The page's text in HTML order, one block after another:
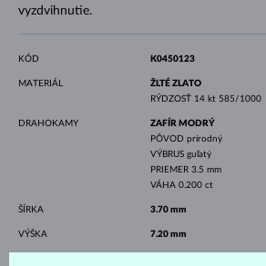
vyzdvihnutie.
KÓD K0450123
MATERIÁL
ŽLTÉ ZLATO
RÝDZOSŤ 14 kt 585/1000
DRAHOKAMY
ZAFÍR MODRÝ
PÔVOD prírodný
VÝBRUS guľatý
PRIEMER 3.5 mm
VÁHA 0.200 ct
ŠÍRKA 3.70 mm
VÝŠKA 7.20 mm